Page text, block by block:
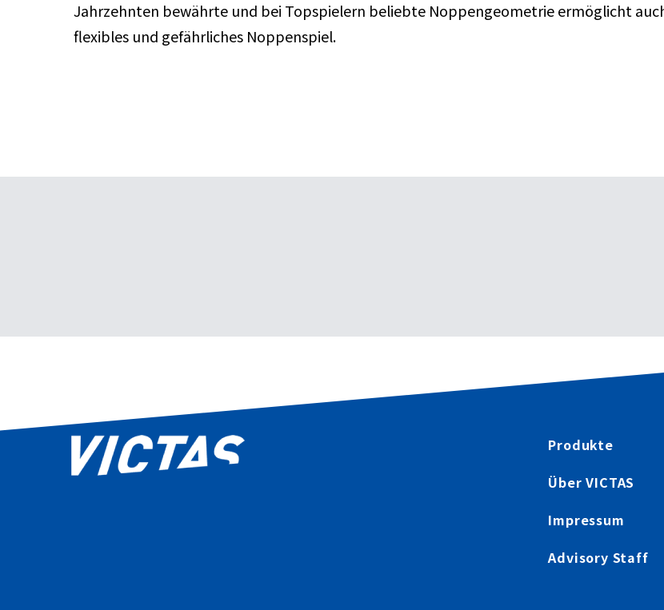
Jahrzehnten bewährte und bei Topspielern beliebte Noppengeometrie ermöglicht
flexibles und gefährliches Noppenspiel.
Produkte
Über VICTAS
Impressum
Advisory Staff